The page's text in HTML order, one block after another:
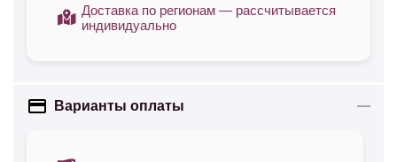
Доставка по регионам — рассчитывается
индивидуально
Варианты оплаты